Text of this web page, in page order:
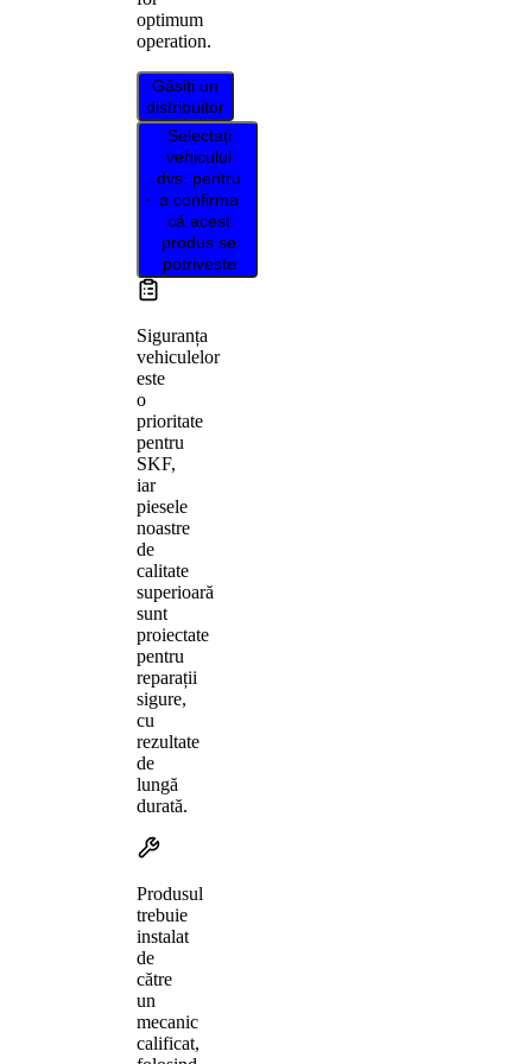
optimum
operation.
Găsiți un
distribuitor
Selectați
vehiculul
dvs. pentru
a confirma
că acest
produs se
potrivește
Siguranța
vehiculelor
este
o
prioritate
pentru
SKF,
iar
piesele
noastre
de
calitate
superioară
sunt
proiectate
pentru
reparații
sigure,
cu
rezultate
de
lungă
durată.
Produsul
trebuie
instalat
de
către
un
mecanic
calificat,